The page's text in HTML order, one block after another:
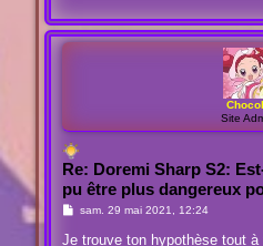
Site
Re: Doremi Sharp S2:
pu être plus dangereux
M
s
sam. 29 mai 2021, 12:24
Je trouve ton hypothèse tout